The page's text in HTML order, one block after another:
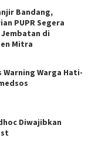
Bandang,
PUPR Segera
di
Mitra
Warning Warga Hati-
Diwajibkan